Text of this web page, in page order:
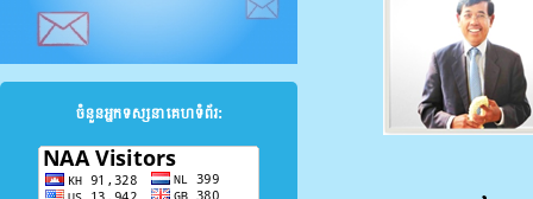
ចំនួនអ្នកទស្សនាគេហទំព័រ: